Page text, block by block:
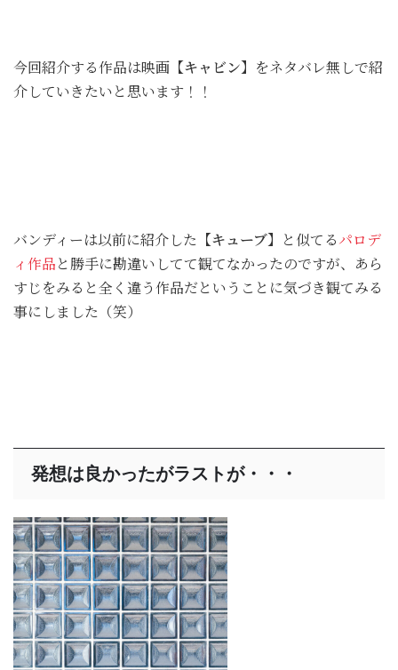
今回紹介する作品は映画 【キャビン】 をネタバレ無しで紹
介していきたいと思います！！
バンディーは以前に紹介した 【キューブ】 と似てるパロデ
ィ作品と勝手に勘違いしてて観てなかったのですが、あら
すじをみると全く違う作品だということに気づき観てみる
事にしました（笑）
発想は良かったがラストが・・・